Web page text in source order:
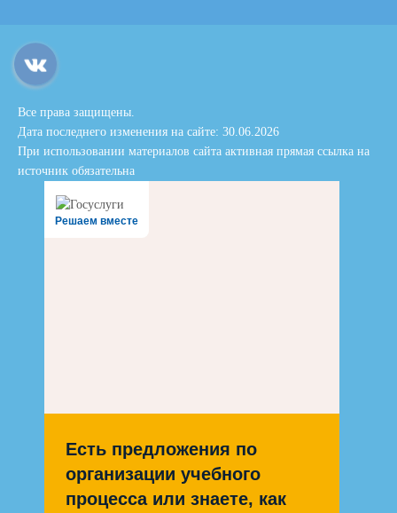
Все права защищены.
Дата последнего изменения на сайте: 30.06.2026
При использовании материалов сайта активная прямая ссылка на
источник обязательна
Решаем вместе
Есть предложения по
организации учебного
процесса или знаете, как